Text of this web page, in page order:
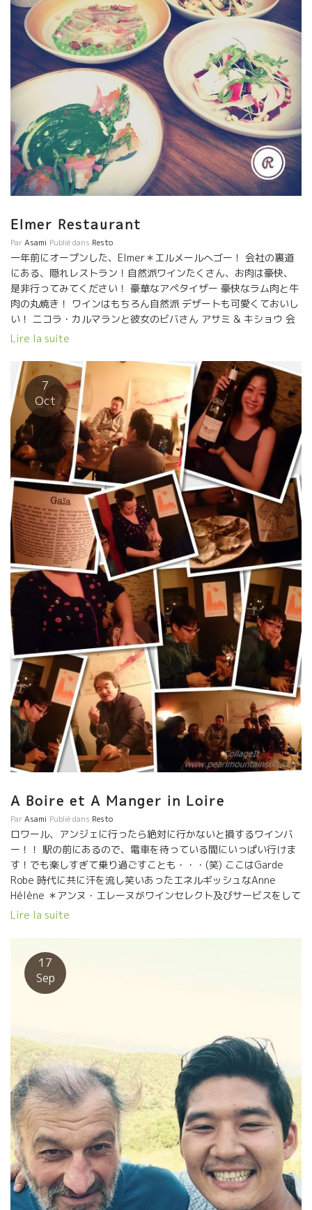
ものが多い。 喉を通らないワインが存在する。 一般ワイン見本市
でも 本当に美味しいワインは１０％ほどである。 ここの事実が
大切なところである。 これはどんな部門の仕事、いやスポーツで
も芸術でも同じこと、凄いなーと感動するのは１０％ぐらいでし
ょう。 自然派ワインが特別な訳ではない。プロとして美味しいワ
インを探す時、自然派だろうが、一般ワインだろうが、 妙な偏
見、こだわりに関係なく、自分の舌で 探すのが当たり前の仕
事。そう偏見なく。それがプロでしょう。 ≪Les Anonymes ア
ノニーム（アンジェ）≫ 自然派ワインの造り手は、小粒で、畑を
自分で耕して、地球や人間に少しでも害になるようなものを使用
しないために、 一般ワイン造りよりも３倍の労力とリスクをおっ
てワイン造りをしている。 自問しながら造っている人達が多い。
だから、きっと将来おいしくなるだろうと予想できる醸造家もお
自然派ワインなら何でも良しとはしない。 一般ワインの中にも、
美味しいワインが沢山あるのが事実。 美味しいワインを造る醸造
家がやっていることをみると、かなり自然派ワイン醸造家に近い
ことをやっている。 これも現場からみた事実であある。 ますます
増えている自然派醸造家の中の、たった１０％のトビッキリ美味
しいワインと出逢う為に毎年 自然派ワイン見本市にやって来
る。 ≪Dive Bouteille ディーヴ・ブテーイユ（ソミュール≫
カトリーヌの一言に皆、納得。 ジャンボン・ワインのファンも
多いけど、カトちゃんファンも多い。私もその一人。 ２０１６年
はフィリップ・ジャンボンにとって、きわめて厳しいミレジムと
なった。 ジャンボン家は厳しい年は慣れているけど、１６年は度
を超えたミレジムだった。 冷害、雹、ウドンコ病ど災害で５ｈｌ/
ｈaという生産量。 台所を支えるカトリーヌの奮闘が予想される年
になった。 ジャンボン家を応援、支えているのは、フィリップを
心から信頼して、 心からジャンボンファミリーを愛している周り
の仲間醸造家達ちだ。 フィリップはボジョレ自然の極をいく醸造
家達のリーダーでもある。 彼らが、醸造上でも、生きる上でも問
題を抱えた時は、フィリップは自分の事の様に真剣に考えて問題
解決の為に協力してくれた経験を持っている。 Une Trancheは、
そんな醸造家達がジャンボンファミリーとジャンボン・ワインを
インだ。 皆、ジャンボンの影響を享受した醸造家ばかりである。
ジャンボン風味が乗り移ったスタイルになっている。 ジャンボン
が続けられるのはUne Trancheユンヌ・トランシュのお蔭でもあ
る。ボジョレのジャンボンファミリーへの“愛”が詰まったワインと
言ってよい。 ジャンボンを愛する日本の皆さん！Une Trancheを
是非試してみてください。 ジャンボン風味が乗り移った“エモーシ
ョン”を伝わってくるワイン達です。 リリアン・ボッシュなどジャ
ンボンファミリーを愛してやまない近隣の醸造家達が集まって友
なかった木が多かった。 あまりにもの極小さに流石のフィリップ
も気落ちしていた。 皆で行って元気付けながら収穫した。 ジャン
ボン,Une trancheを試しください！！ きっと、彼らの“エモーシ
ョン”が伝わってきて暖かくなりますよ！！ 世界無形文化遺産を継
続させたい。 フィリップがやっている事、記録は醸造学の研究室
では絶対に出来ない貴重な醸造実験の実録となって、将来の醸造
学のヒントに繋がるでしょう。 パスカル・シモヌッティがParisま
で出てくるのは本当に稀である。 この二人が同時にCPV事務所で
遭遇したのは嬉しい限りだ。 カタチは違うけど、色んな意味
で“極”の世界で生きている。 パスカルは２度に渡る交通事故で足
と内蔵にトラブルがあり、もう何年も経つのに今でもリハビリを
続けながらのワイン造りをやっている。 心身共にギリギリの線の
ところで踏ん張っている。 いつワイン造りがストップせざるをえ
ない状況になるか、本人にも分からない。 パスカル・シモヌッテ
ィのワインは何かを超えた“危なさ”を備えたロックンロール的な魅
力がある。 他のワインでは絶対に代替えできない強烈な魅力を備
えている。 パスカルの生き方が反映されている。余計なものをス
ッパリと切り捨てて、本当に必要なものだけに集中した生き方。
余計なものはない、質素で真っ直ぐなワインだ。 フィリップと同
様に、飲む人にエモーションが伝わるのだろう、強烈で熱狂的な
ファンが世界中にいるパスカル・シモヌッティだ。 パスカルは若
き頃、アルザスのブルノ・シュレールで修業、ロワールでもテェ
リー・プゼラやヴァンサン・ジローなどで修業をした。 ２００２
年に６ヘクタールの畑で独立した。 最初からAOCを名乗ることな
く超自然なVIN DE TABLEでとうしていた。 2010年に残念な交通
事故で心身にダメージを負った。 それからは、周りの醸造元仲
間、身内の援助を受けながら、頑張って現在に至っている。 パス
ないに等しい。 何とか、持ちこたえてほしい。 応援したい！！
Pascal Simonutti est venu au Japon en 2007. Il a fait un […]
Elmer Restaurant
ParAsami Publié dans Resto
一年前にオープンした、Elmer＊エルメールへゴー！ 会社の裏道
にある、隠れレストラン！自然派ワインたくさん、お肉は豪快、
是非行ってみてください！ 豪華なアペタイザー 豪快なラム肉と牛
肉の丸焼き！ ワインはもちろん自然派 デザートも可愛くておいし
い！ ニコラ・カルマランと彼女のビバさん アサミ & キショウ 会
計士のキャム・ヨン
Lire la suite
7
Oct
A Boire et A Manger in Loire
ParAsami Publié dans Resto
ロワール、アンジェに行ったら絶対に行かないと損するワインバ
ー！！ 駅の前にあるので、電車を待っている間にいっぱい行けま
す！でも楽しすぎて乗り過ごすことも・・・(笑) ここはGarde
Robe 時代に共に汗を流し笑いあったエネルギッシュなAnne
Hélène ＊アンヌ・エレーヌがワインセレクト及びサービスをして
います！ オーナーのアレックスはローヌ地方のあるドメーヌで元
Lire la suite
17
Sep